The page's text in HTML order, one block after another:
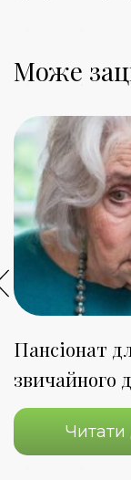
Може
Пансіонат
звичайного
Читати